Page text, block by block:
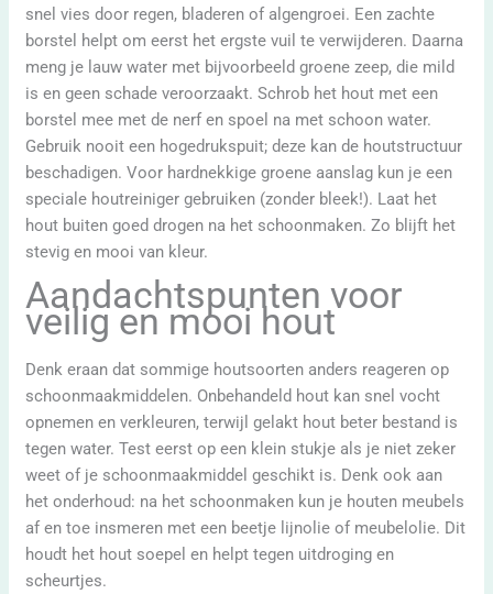
snel vies door regen, bladeren of algengroei. Een zachte
borstel helpt om eerst het ergste vuil te verwijderen. Daarna
meng je lauw water met bijvoorbeeld groene zeep, die mild
is en geen schade veroorzaakt. Schrob het hout met een
borstel mee met de nerf en spoel na met schoon water.
Gebruik nooit een hogedrukspuit; deze kan de houtstructuur
beschadigen. Voor hardnekkige groene aanslag kun je een
speciale houtreiniger gebruiken (zonder bleek!). Laat het
hout buiten goed drogen na het schoonmaken. Zo blijft het
stevig en mooi van kleur.
Aandachtspunten voor
veilig en mooi hout
Denk eraan dat sommige houtsoorten anders reageren op
schoonmaakmiddelen. Onbehandeld hout kan snel vocht
opnemen en verkleuren, terwijl gelakt hout beter bestand is
tegen water. Test eerst op een klein stukje als je niet zeker
weet of je schoonmaakmiddel geschikt is. Denk ook aan
het onderhoud: na het schoonmaken kun je houten meubels
af en toe insmeren met een beetje lijnolie of meubelolie. Dit
houdt het hout soepel en helpt tegen uitdroging en
scheurtjes.